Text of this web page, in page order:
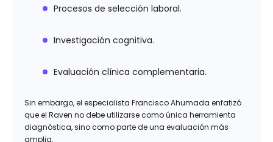
Procesos de selección laboral.
Investigación cognitiva.
Evaluación clínica complementaria.
Sin embargo, el especialista Francisco Ahumada enfatizó
que el Raven no debe utilizarse como única herramienta
diagnóstica, sino como parte de una evaluación más
amplia.